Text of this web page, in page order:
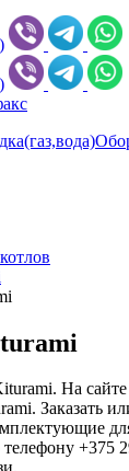
На
Заказать
+375